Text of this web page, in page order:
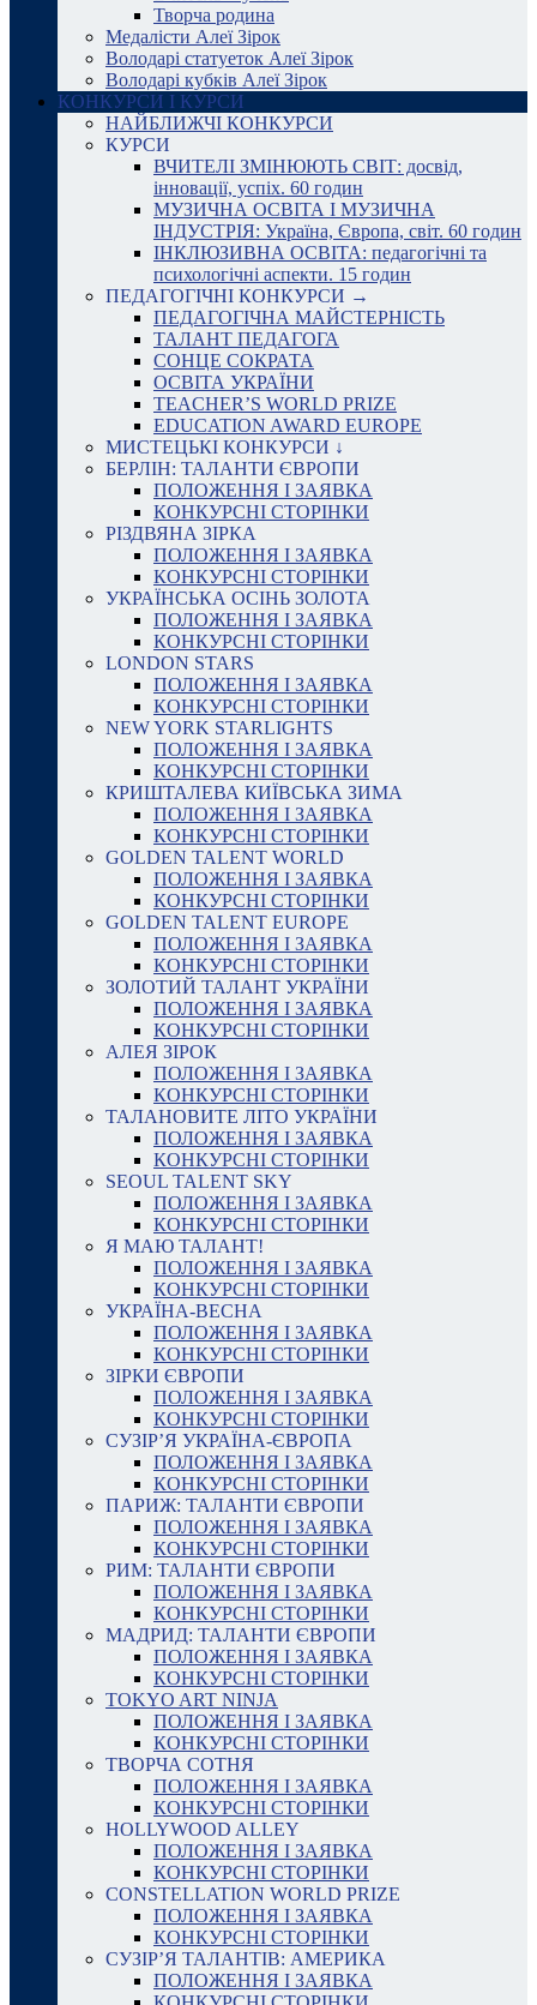
Творча родина
Медалісти Алеї Зірок
Володарі статуеток Алеї Зірок
Володарі кубків Алеї Зірок
КОНКУРСИ І КУРСИ
НАЙБЛИЖЧІ КОНКУРСИ
КУРСИ
ВЧИТЕЛІ ЗМІНЮЮТЬ СВІТ: досвід,
інновації, успіх. 60 годин
МУЗИЧНА ОСВІТА І МУЗИЧНА
ІНДУСТРІЯ: Україна, Європа, світ. 60 годин
ІНКЛЮЗИВНА ОСВІТА: педагогічні та
психологічні аспекти. 15 годин
ПЕДАГОГІЧНІ КОНКУРСИ →
ПЕДАГОГІЧНА МАЙСТЕРНІСТЬ
ТАЛАНТ ПЕДАГОГА
СОНЦЕ СОКРАТА
ОСВІТА УКРАЇНИ
TEACHER’S WORLD PRIZE
EDUCATION AWARD EUROPE
МИСТЕЦЬКІ КОНКУРСИ ↓
БЕРЛІН: ТАЛАНТИ ЄВРОПИ
ПОЛОЖЕННЯ І ЗАЯВКА
КОНКУРСНІ СТОРІНКИ
РІЗДВЯНА ЗІРКА
ПОЛОЖЕННЯ І ЗАЯВКА
КОНКУРСНІ СТОРІНКИ
УКРАЇНСЬКА ОСІНЬ ЗОЛОТА
ПОЛОЖЕННЯ І ЗАЯВКА
КОНКУРСНІ СТОРІНКИ
LONDON STARS
ПОЛОЖЕННЯ І ЗАЯВКА
КОНКУРСНІ СТОРІНКИ
NEW YORK STARLIGHTS
ПОЛОЖЕННЯ І ЗАЯВКА
КОНКУРСНІ СТОРІНКИ
КРИШТАЛЕВА КИЇВСЬКА ЗИМА
ПОЛОЖЕННЯ І ЗАЯВКА
КОНКУРСНІ СТОРІНКИ
GOLDEN TALENT WORLD
ПОЛОЖЕННЯ І ЗАЯВКА
КОНКУРСНІ СТОРІНКИ
GOLDEN TALENT EUROPE
ПОЛОЖЕННЯ І ЗАЯВКА
КОНКУРСНІ СТОРІНКИ
ЗОЛОТИЙ ТАЛАНТ УКРАЇНИ
ПОЛОЖЕННЯ І ЗАЯВКА
КОНКУРСНІ СТОРІНКИ
АЛЕЯ ЗІРОК
ПОЛОЖЕННЯ І ЗАЯВКА
КОНКУРСНІ СТОРІНКИ
ТАЛАНОВИТЕ ЛІТО УКРАЇНИ
ПОЛОЖЕННЯ І ЗАЯВКА
КОНКУРСНІ СТОРІНКИ
SEOUL TALENT SKY
ПОЛОЖЕННЯ І ЗАЯВКА
КОНКУРСНІ СТОРІНКИ
Я МАЮ ТАЛАНТ!
ПОЛОЖЕННЯ І ЗАЯВКА
КОНКУРСНІ СТОРІНКИ
УКРАЇНА-ВЕСНА
ПОЛОЖЕННЯ І ЗАЯВКА
КОНКУРСНІ СТОРІНКИ
ЗІРКИ ЄВРОПИ
ПОЛОЖЕННЯ І ЗАЯВКА
КОНКУРСНІ СТОРІНКИ
СУЗІР’Я УКРАЇНА-ЄВРОПА
ПОЛОЖЕННЯ І ЗАЯВКА
КОНКУРСНІ СТОРІНКИ
ПАРИЖ: ТАЛАНТИ ЄВРОПИ
ПОЛОЖЕННЯ І ЗАЯВКА
КОНКУРСНІ СТОРІНКИ
РИМ: ТАЛАНТИ ЄВРОПИ
ПОЛОЖЕННЯ І ЗАЯВКА
КОНКУРСНІ СТОРІНКИ
МАДРИД: ТАЛАНТИ ЄВРОПИ
ПОЛОЖЕННЯ І ЗАЯВКА
КОНКУРСНІ СТОРІНКИ
TOKYO ART NINJA
ПОЛОЖЕННЯ І ЗАЯВКА
КОНКУРСНІ СТОРІНКИ
ТВОРЧА СОТНЯ
ПОЛОЖЕННЯ І ЗАЯВКА
КОНКУРСНІ СТОРІНКИ
HOLLYWOOD ALLEY
ПОЛОЖЕННЯ І ЗАЯВКА
КОНКУРСНІ СТОРІНКИ
CONSTELLATION WORLD PRIZE
ПОЛОЖЕННЯ І ЗАЯВКА
КОНКУРСНІ СТОРІНКИ
СУЗІР’Я ТАЛАНТІВ: АМЕРИКА
ПОЛОЖЕННЯ І ЗАЯВКА